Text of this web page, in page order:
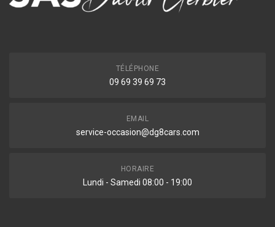
TÉLÉPHONE
09 69 39 69 73
EMAIL
service-occasion@dg8cars.com
HORAIRE
Lundi - Samedi 08:00 - 19:00